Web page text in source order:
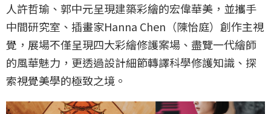
人許哲瑜、郭中元呈現建築彩繪的宏偉華美，並攜手
中間研究室、插畫家Hanna Chen（陳怡庭）創作主視
覺，展場不僅呈現四大彩繪修護案場、盡覽一代繪師
的風華魅力，更透過設計細節轉譯科學修護知識、探
索視覺美學的極致之境。